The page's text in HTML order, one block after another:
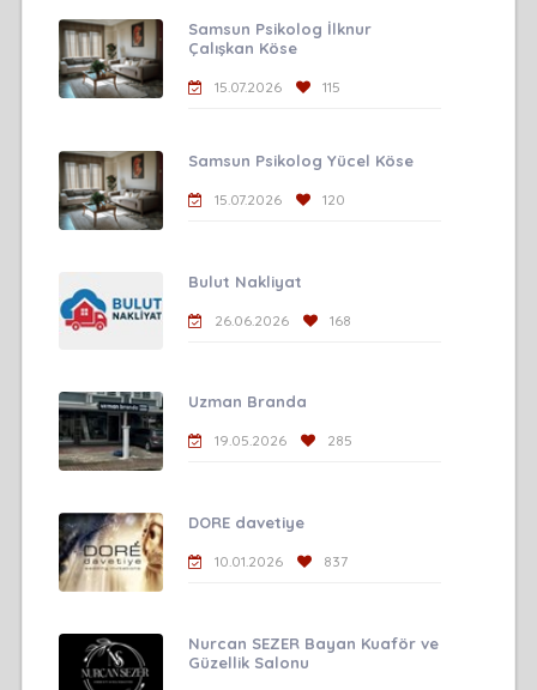
Samsun Psikolog İlknur
Çalışkan Köse
15.07.2026 115
Samsun Psikolog Yücel Köse
15.07.2026 120
Bulut Nakliyat
26.06.2026 168
Uzman Branda
19.05.2026 285
DORE davetiye
10.01.2026 837
Nurcan SEZER Bayan Kuaför ve
Güzellik Salonu